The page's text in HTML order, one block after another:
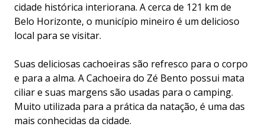
cidade histórica interiorana. A cerca de 121 km de
Belo Horizonte, o município mineiro é um delicioso
local para se visitar.
Suas deliciosas cachoeiras são refresco para o corpo
e para a alma. A Cachoeira do Zé Bento possui mata
ciliar e suas margens são usadas para o camping.
Muito utilizada para a prática da natação, é uma das
mais conhecidas da cidade.